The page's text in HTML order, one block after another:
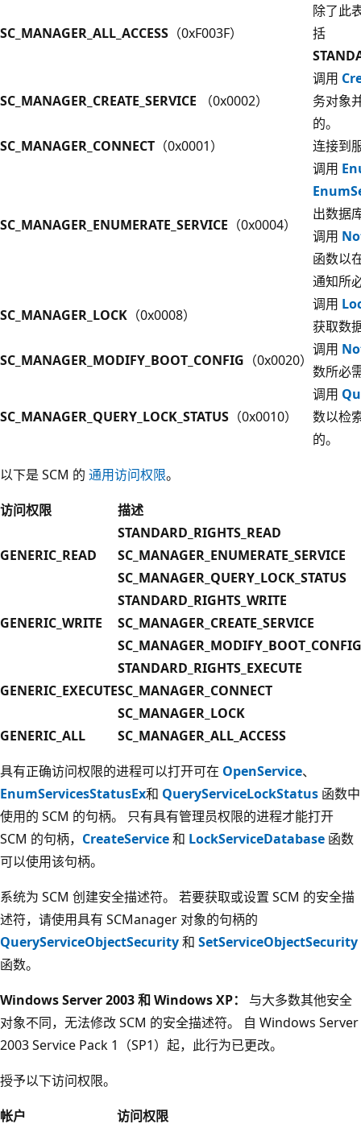
SC_MANAGER_ALL_ACCESS （0xF003F）
除了此
括
SC_MANAGER_CREATE_SERVICE （0x0002）
调用
务对象
的。
SC_MANAGER_CONNECT （0x0001） 连接到
SC_MANAGER_ENUMERATE_SERVICE （0x0004）
调用
出数据
调用
函数以
通知所
SC_MANAGER_LOCK （0x0008）
调用
获取数
SC_MANAGER_MODIFY_BOOT_CONFIG （0x0020）
调用
数所必
SC_MANAGER_QUERY_LOCK_STATUS （0x0010）
调用
数以检
的。
以下是 SCM 的 通用访问权限。
访问权限
描述
GENERIC_READ
STANDARD_RIGHTS_READ
SC_MANAGER_ENUMERATE_SERVICE
SC_MANAGER_QUERY_LOCK_STATUS
GENERIC_WRITE
STANDARD_RIGHTS_WRITE
SC_MANAGER_CREATE_SERVICE
SC_MANAGER_MODIFY_BOOT_CONFIG
GENERIC_EXECUTE
STANDARD_RIGHTS_EXECUTE
SC_MANAGER_CONNECT
SC_MANAGER_LOCK
GENERIC_ALL
SC_MANAGER_ALL_ACCESS
具有正确访问权限的进程可以打开可在 OpenService、
EnumServicesStatusEx和 QueryServiceLockStatus 函数中
使用的 SCM 的句柄。 只有具有管理员权限的进程才能打开
SCM 的句柄， CreateService和 LockServiceDatabase 函数
可以使用该句柄。
系统为 SCM 创建安全描述符。 若要获取或设置 SCM 的安全描
述符，请使用具有 SCManager 对象的句柄的
QueryServiceObjectSecurity和 SetServiceObjectSecurity
函数。
Windows Server 2003 和 Windows XP：
与大多数其他安全
对象不同，无法修改 SCM 的安全描述符。 自 Windows Server
2003 Service Pack 1（SP1）起，此行为已更改。
授予以下访问权限。
帐户
访问权限